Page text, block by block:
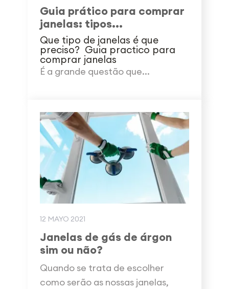
Guia prático para comprar
janelas: tipos...
Que tipo de janelas é que
preciso? Guia practico para
comprar janelas
É a grande questão que...
12 MAYO 2021
Janelas de gás de árgon
sim ou não?
Quando se trata de escolher
como serão as nossas janelas,